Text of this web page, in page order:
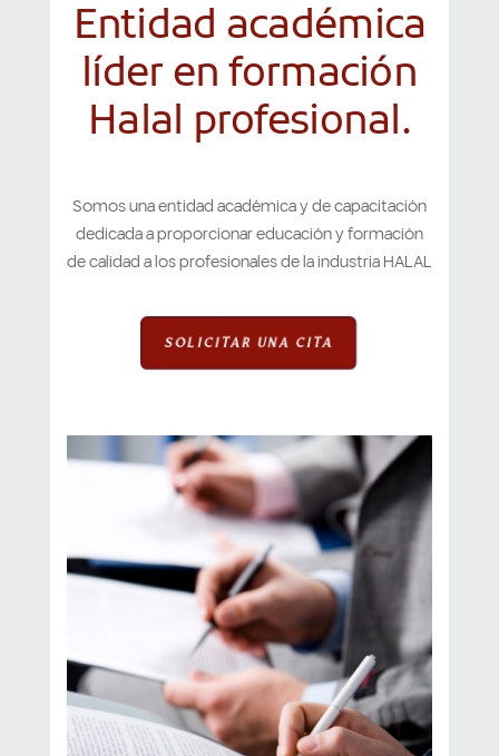
Entidad académica
líder en formación
Halal profesional.
Somos una entidad académica y de capacitación
dedicada a proporcionar educación y formación
de calidad a los profesionales de la industria HALAL
SOLICITAR UNA CITA